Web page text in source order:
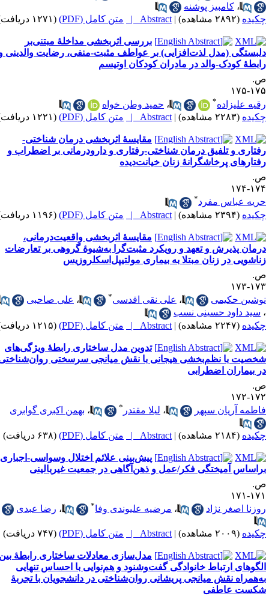
،کامبیز پوشنه
(۲۸۹۲ مشاهده) |
Abstract | متن کامل (PDF) (۱۲۷۱ دریافت)
بررسی اثربخشی مداخلهٔ مبتنی‌بر
(مدل لذت‌افزایی) بر عواطف مثبت-منفی، رضایت والدینی و
کودک-والد در مادران کودکان اوتیسم
۱۷۵
علیزاده
،حمید وطن خواه
(۲۲۸۳ مشاهده) |
Abstract | متن کامل (PDF) (۱۲۲۱ دریافت)
مقایسهٔ اثربخشی درمان شناختی-
و تلفیق درمان شناختی-رفتاری و دارودرمانی بر اضطراب و
پرخاشگرانهٔ زنان خیانت‌دیده
۱۷۴
عباس مفرد
(۲۳۹۴ مشاهده) |
Abstract | متن کامل (PDF) (۱۱۹۶ دریافت)
مقایسهٔ اثربخشی واقعیت‌درمانی،
پذیرش و تعهد و رویکرد مثبت‌گرا به‌شیوهٔ گروهی بر تعارضات
در زنان مبتلا به بیماری مولتیپل‌اسکلروزیس
۱۷۳
حکیمی
،علی نقی اقدسی ،علی صاحبی
سید داود حسینی نسب
(۲۲۴۷ مشاهده) |
Abstract | متن کامل (PDF) (۱۲۱۵ دریافت)
تدوین مدل ساختاری رابطهٔ ویژگی‌های
با نظم‌بخشی هیجانی با نقش میانجی سرسختی روان‌شناختی
بیماران اضطرابی
۱۷۲
آریان سپهر
،لیلا مقتدر ،بهمن اکبری گوابری
(۲۱۸۴ مشاهده) |
Abstract | متن کامل (PDF) (۶۳۸ دریافت)
پیش‌بینی علائم اختلال وسواسی-اجباری
آمیختگی فکر/عمل و ذهن‌آگاهی در جمعیت غیربالینی
۱۷۱
اصغر نژاد
،مرضیه علیوندی وفا* ،رضا عبدی
(۲۰۰۹ مشاهده) |
Abstract | متن کامل (PDF) (۷۴۷ دریافت)
مدل‌سازی معادلات ساختاری رابطهٔ بین
ارتباط خانوادگی گفت‌و‌شنود و هم‌نوایی با احساس تنهایی
نقش میانجی پریشانی روان‌شناختی در دانشجویان با تجربهٔ
عاطفی